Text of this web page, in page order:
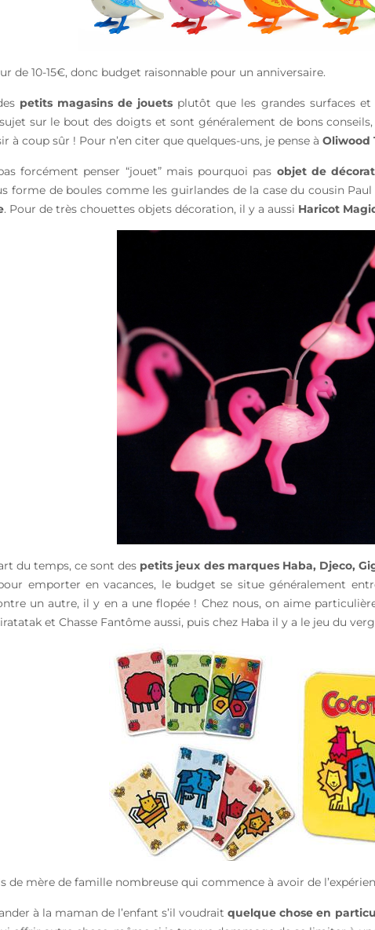
de 10-15€, donc budget raisonnable pour un anniversaire.
petits magasins de jouets plutôt que les grandes surfaces et
sur le bout des doigts et sont généralement de bons
à coup sûr ! Pour n’en citer que quelques-uns, je pense à Oliwood
forcément penser “jouet” mais pourquoi pas objet de
forme de boules comme les guirlandes de la case du cousin
. Pour de très chouettes objets décoration, il y a aussi Haricot
du temps, ce sont des petits jeux des marques Haba, Djeco,
emporter en vacances, le budget se situe généralement
un autre, il y en a une flopée ! Chez nous, on aime
et Chasse Fantôme aussi, puis chez Haba il y a le jeu du
de mère de famille nombreuse qui commence à avoir de
à la maman de l’enfant s’il voudraitquelque chose en